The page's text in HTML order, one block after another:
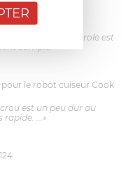
fixe
Cette casserole est
complé...»
le robot cuiseur Cook
est un peu dur au
...»